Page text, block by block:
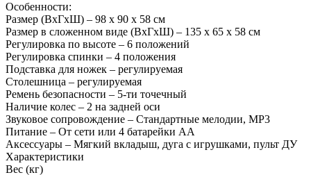
Особенности:
Размер (ВхГхШ) – 98 x 90 x 58 см
Размер в сложенном виде (ВхГхШ) – 135 x 65 x 58 см
Регулировка по высоте – 6 положений
Регулировка спинки – 4 положения
Подставка для ножек – регулируемая
Столешница – регулируемая
Ремень безопасности – 5-ти точечный
Наличие колес – 2 на задней оси
Звуковое сопровождение – Стандартные мелодии, МР3
Питание – От сети или 4 батарейки АА
Аксессуары – Мягкий вкладыш, дуга с игрушками, пульт ДУ
Характеристики
Вес (кг)